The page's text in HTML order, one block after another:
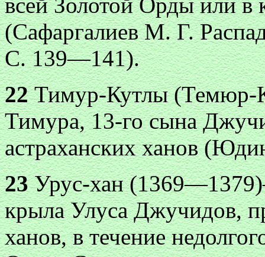
(Сафаргалиев М. Г.
С. 139—141).
22Тимур-Кутлы (Темюр-
Тимура, 13-го сына
астраханских ханов
23Урус-хан
крыла Улуса Джучидов,
ханов, в течение